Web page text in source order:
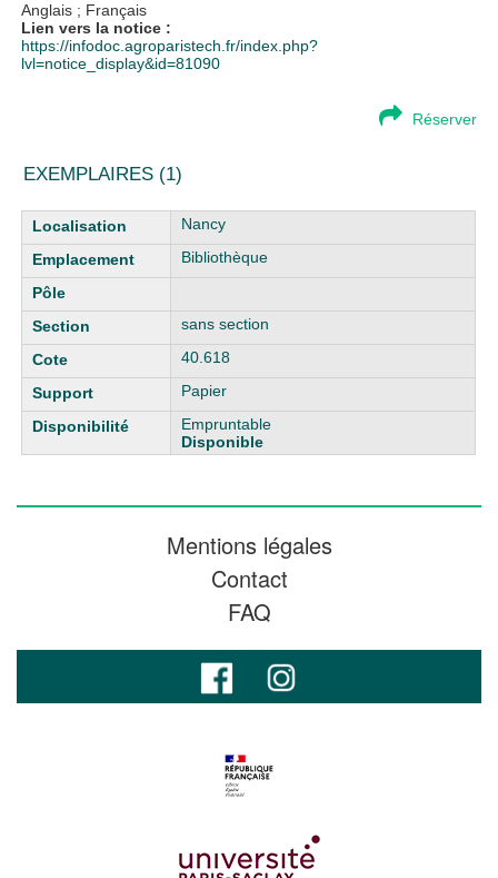
Anglais ; Français
Lien vers la notice :
https://infodoc.agroparistech.fr/index.php?
lvl=notice_display&id=81090
Réserver
EXEMPLAIRES (1)
Liste des exemplaires
Nancy
Bibliothèque
sans section
40.618
Papier
Empruntable
Disponible
Mentions légales
Contact
FAQ